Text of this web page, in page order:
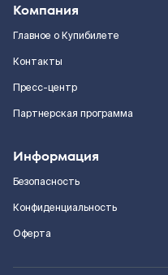
Компания
Главное о Купибилете
Контакты
Пресс-центр
Партнерская программа
Информация
Безопасность
Конфиденциальность
Оферта